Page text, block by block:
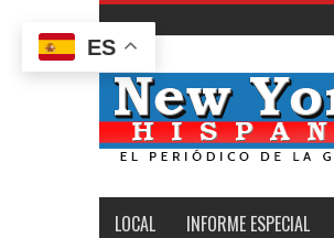
New
York
LOCAL INFORME ESPECIAL
ES